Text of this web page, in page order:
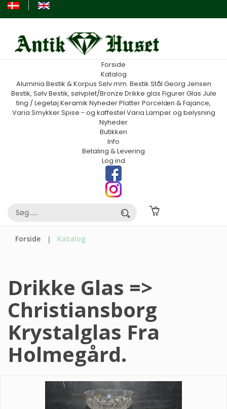
Forside
Katalog
Aluminia Bestik & Korpus Sølv mm. Bestik Stål Georg Jensen
Bestik, SølvBestik, sølvplet/Bronze Drikke glas FigurerGlas Jule
ting / Legetøj Keramik NyhederPlatterPorcelæn & Fajance,
Varia SmykkerSpise - og kaffestel Varia Lamper og belysning
Nyheder
Butikken
Info
Betaling & Levering
Log ind
Forside Katalog
Drikke Glas =>
Christiansborg
Krystalglas Fra
Holmegård.